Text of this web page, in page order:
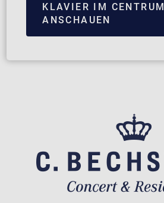
KLAVIER IM CENTRUM
ANSCHAUEN